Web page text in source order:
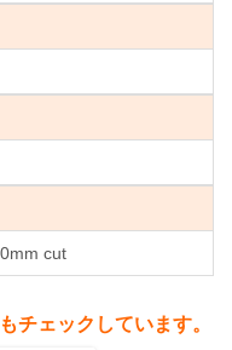
cut
チェックしています。